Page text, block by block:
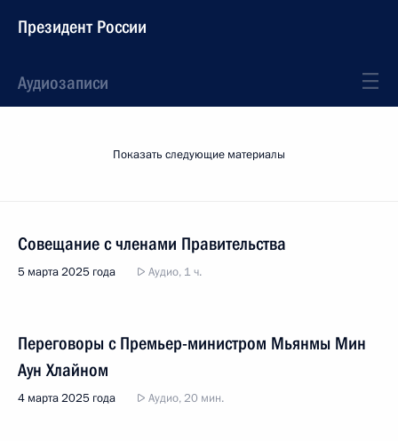
Президент России
Аудиозаписи
Показать следующие материалы
Совещание с членами Правительства
5 марта 2025 года Аудио, 1 ч.
Переговоры с Премьер-министром Мьянмы Мин
Аун Хлайном
4 марта 2025 года Аудио, 20 мин.